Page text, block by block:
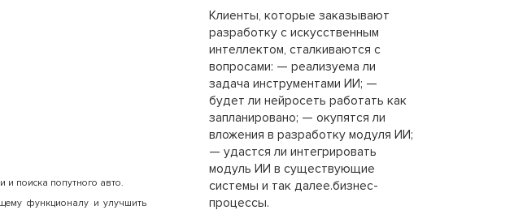
поиска попутного авто.
функционалу и улучшить
Клиенты, которые заказывают
разработку с искусственным
интеллектом, сталкиваются с
вопросами: — реализуема ли
задача инструментами ИИ; —
будет ли нейросеть работать как
запланировано; — окупятся ли
вложения в разработку модуля ИИ;
— удастся ли интегрировать
модуль ИИ в существующие
системы и так далее.бизнес-
процессы.